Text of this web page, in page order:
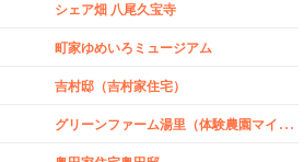
シェア畑 八尾久宝寺
町家ゆめいろミュージアム
吉村邸（吉村家住宅）
グ
リーンファーム湯里（体験農園マイファーム）